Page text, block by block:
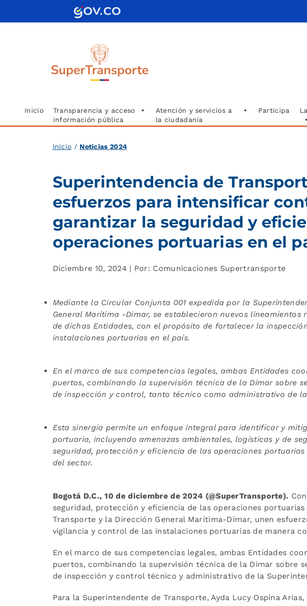
Inicio
Transparencia y acceso
información pública
Atención y servicios a
la ciudadanía
Participa
Inicio / Noticias 2024
Superintendencia de
esfuerzos para intensificar
garantizar la seguridad y
operaciones portuarias en el
Diciembre 10, 2024 | Por: Comunicaciones Supertransporte
Mediante la Circular Conjunta 001 expedida por la
General Marítima -Dimar, se establecieron nuevos
de dichas Entidades, con el propósito de fortalecer la
instalaciones portuarias en el país.
En el marco de sus competencias legales, ambas Entidades
puertos, combinando la supervisión técnica de la Dimar sobre
de inspección y control, tanto técnico como administrativo de
Esta sinergia permite un enfoque integral para identificar y
portuaria, incluyendo amenazas ambientales, logísticas y de
seguridad, protección y eficiencia de las operaciones
del sector.
Bogotá D.C., 10 de diciembre de 2024 (@SuperTransporte).
seguridad, protección y eficiencia de las operaciones
Transporte y la Dirección General Marítima-Dimar, unen
vigilancia y control de las instalaciones portuarias de manera
En el marco de sus competencias legales, ambas Entidades
puertos, combinando la supervisión técnica de la Dimar sobre
de inspección y control técnico y administrativo de la
Para la Superintendente de Transporte, Ayda Lucy Ospina